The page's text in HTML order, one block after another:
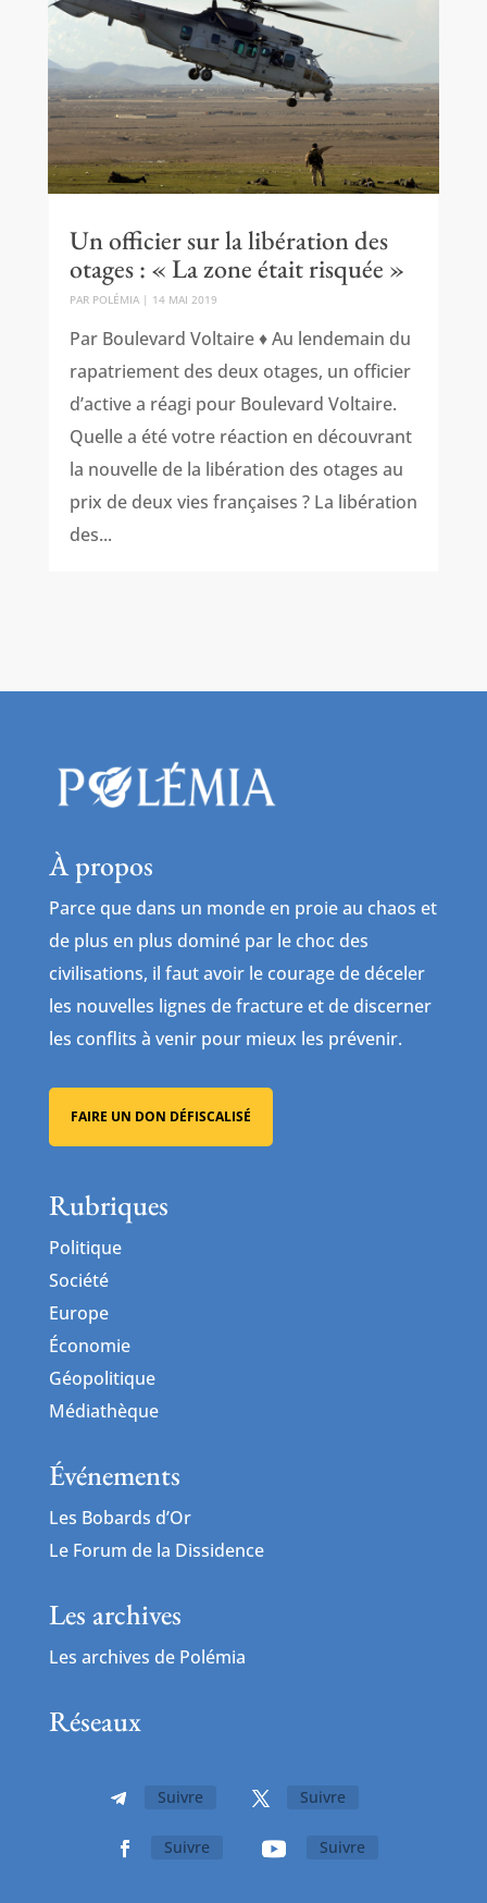
Un officier sur la libération des
otages : « La zone était risquée »
PAR POLÉMIA| 14 MAI 2019
Par Boulevard Voltaire ♦ Au lendemain du
rapatriement des deux otages, un officier
d’active a réagi pour Boulevard Voltaire.
Quelle a été votre réaction en découvrant
la nouvelle de la libération des otages au
prix de deux vies françaises ? La libération
des...
À propos
Parce que dans un monde en proie au chaos et
de plus en plus dominé par le choc des
civilisations, il faut avoir le courage de déceler
les nouvelles lignes de fracture et de discerner
les conflits à venir pour mieux les prévenir.
FAIRE UN DON DÉFISCALISÉ
Rubriques
Politique
Société
Europe
Économie
Géopolitique
Médiathèque
Événements
Les Bobards d’Or
Le Forum de la Dissidence
Les archives
Les archives de Polémia
Réseaux
Suivre Suivre
Suivre Suivre